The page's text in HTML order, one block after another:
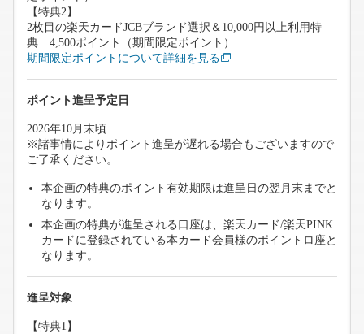
【特典2】
2枚目の楽天カードJCBブランド選択＆10,000円以上利用特
典…4,500ポイント（期間限定ポイント）
期間限定ポイントについて詳細を見る
ポイント進呈予定日
2026年10月末頃
※諸事情によりポイント進呈が遅れる場合もございますので
ご了承ください。
本企画の特典のポイント有効期限は進呈日の翌月末までと
なります。
本企画の特典が進呈される口座は、楽天カード/楽天PINK
カードに登録されている本カード会員様のポイントロ座と
なります。
進呈対象
【特典1】